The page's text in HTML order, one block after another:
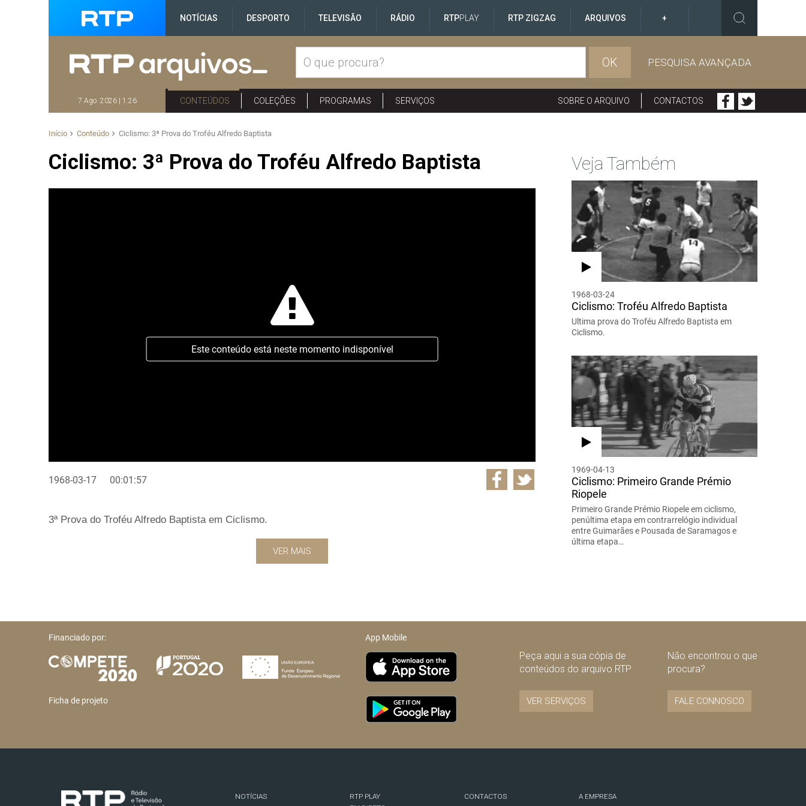
NOTÍCIAS DESPORTO TELEVISÃO RÁDIO RTPPLAY RTP ZIGZAG ARQUIVOS +
OK PESQUISA AVANÇADA
7 Ago. 2026 | 1:26 CONTEÚDOS COLEÇÕES PROGRAMAS SERVIÇOS SOBRE O ARQUIVO CONTACTOS
Início Conteúdo Ciclismo: 3ª Prova do Troféu Alfredo Baptista
Ciclismo: 3ª Prova do Troféu Alfredo Baptista
Este conteúdo está neste momento indisponível
1968-03-17 00:01:57
3ª Prova do Troféu Alfredo Baptista em Ciclismo.
VER MAIS
Veja Também
1968-03-24
Ciclismo: Troféu Alfredo Baptista
Ultima prova do Troféu Alfredo Baptista em
Ciclismo.
1969-04-13
Ciclismo: Primeiro Grande Prémio
Riopele
Primeiro Grande Prémio Riopele em ciclismo,
penúltima etapa em contrarrelógio individual
entre Guimarães e Pousada de Saramagos e
última etapa…
Financiado por:
Ficha de projeto
App Mobile
Peça aqui a sua cópia de
conteúdos do arquivo RTP
VER SERVIÇOS
Não encontrou o que
procura?
FALE CONNOSCO
NOTÍCIAS
RTP PLAY
CONTACTOS
A EMPRESA